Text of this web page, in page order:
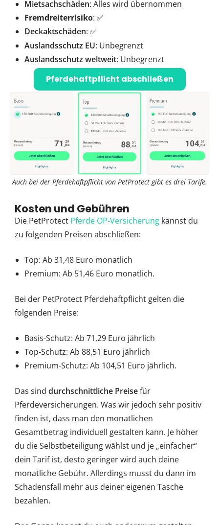
Mietsachschäden: Alles wird übernommen
Fremdreiterrisiko: ✅
Deckaktschäden: ✅
Auslandsschutz EU: Unbegrenzt
Auslandsschutz weltweit: Unbegrenzt
Pferdehaftpflicht abschließen
Auch bei der Pferdehaftpflicht von PetProtect gibt es drei Tarife.
Kosten und Gebühren
Die PetProtect Pferde OP-Versicherung kannst du
zu folgenden Preisen abschließen:
Top: Ab 31,48 Euro monatlich
Premium: Ab 51,46 Euro monatlich.
Bei der PetProtect Pferdehaftpflicht gelten die
folgenden Preise:
Basis-Schutz: Ab 71,29 Euro jährlich
Top-Schutz: Ab 88,51 Euro jährlich
Premium-Schutz: Ab 104,51 Euro jährlich.
Das sind durchschnittliche Preisefür
Pferdeversicherungen. Was wir jedoch sehr positiv
finden ist, dass man den monatlichen
Gesamtbetrag individuell gestalten kann. Je höher
du die Selbstbeteiligung wählst und je „einfacher“
dein Tarif ist, desto geringer wird auch deine
monatliche Gebühr. Allerdings musst du dann im
Schadensfall mehr aus deiner eigenen Tasche
bezahlen.